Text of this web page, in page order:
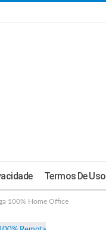
Termos De Uso
100% Home Office